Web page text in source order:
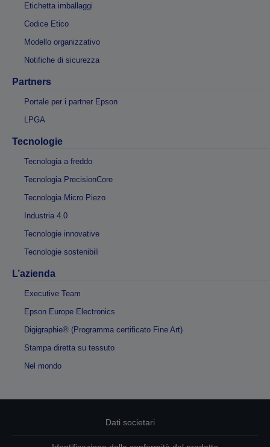
Etichetta imballaggi
Codice Etico
Modello organizzativo
Notifiche di sicurezza
Partners
Portale per i partner Epson
LPGA
Tecnologie
Tecnologia a freddo
Tecnologia PrecisionCore
Tecnologia Micro Piezo
Industria 4.0
Tecnologie innovative
Tecnologie sostenibili
L’azienda
Executive Team
Epson Europe Electronics
Digigraphie® (Programma certificato Fine Art)
Stampa diretta su tessuto
Nel mondo
Dati societari